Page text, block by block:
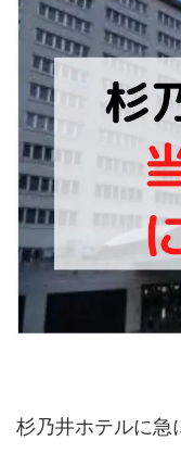
杉乃井ホテルに